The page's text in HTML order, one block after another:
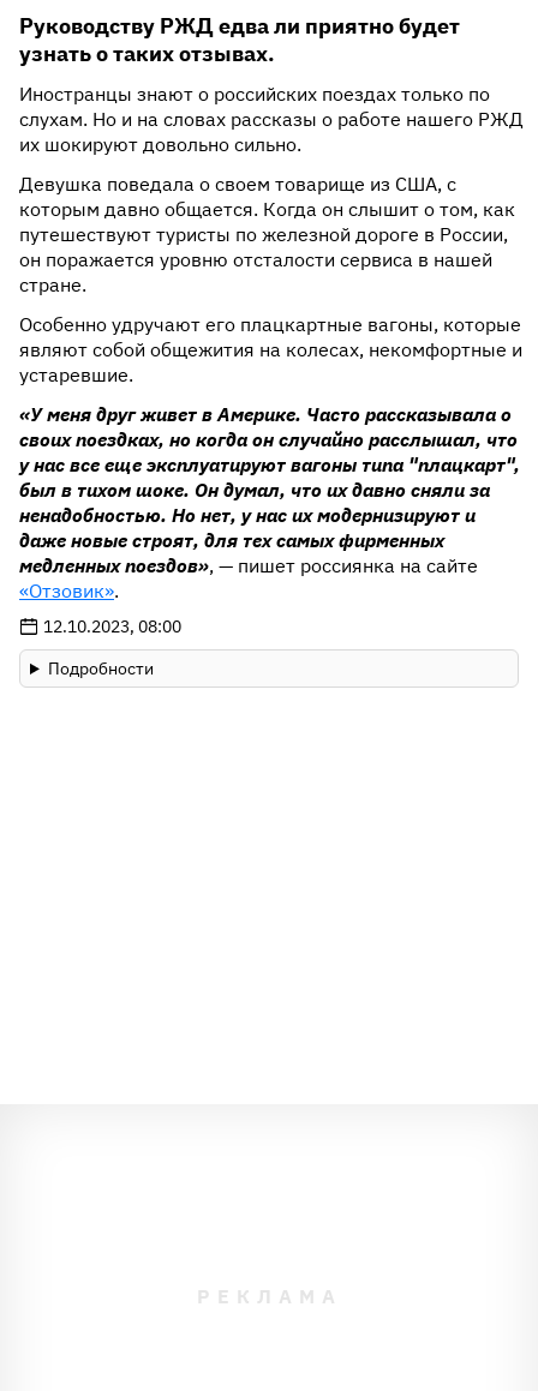
Руководству РЖД едва ли приятно будет
узнать о таких отзывах.
Иностранцы знают о российских поездах только по
слухам. Но и на словах рассказы о работе нашего РЖД
их шокируют довольно сильно.
Девушка поведала о своем товарище из США, с
которым давно общается. Когда он слышит о том, как
путешествуют туристы по железной дороге в России,
он поражается уровню отсталости сервиса в нашей
стране.
Особенно удручают его плацкартные вагоны, которые
являют собой общежития на колесах, некомфортные и
устаревшие.
«У меня друг живет в Америке. Часто рассказывала о
своих поездках, но когда он случайно расслышал, что
у нас все еще эксплуатируют вагоны типа "плацкарт",
был в тихом шоке. Он думал, что их давно сняли за
ненадобностью. Но нет, у нас их модернизируют и
даже новые строят, для тех самых фирменных
медленных поездов», — пишет россиянка на сайте
«Отзовик».
12.10.2023, 08:00
Подробности